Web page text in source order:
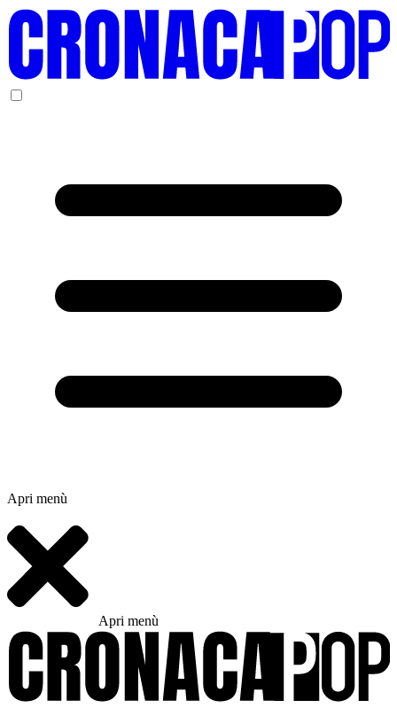
Apri menù
Apri menù